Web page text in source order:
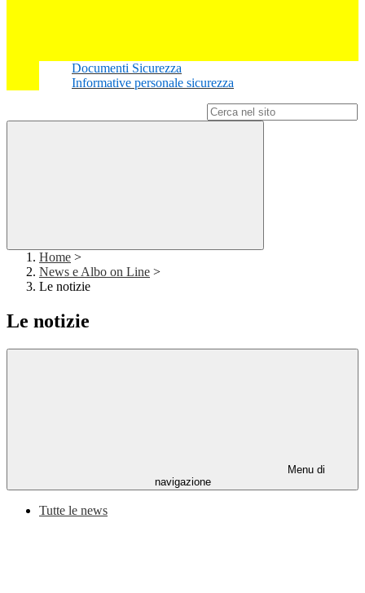
Documenti Sicurezza
Informative personale sicurezza
Home >
News e Albo on Line >
Le notizie
Le notizie
Menu di
navigazione
Tutte le news